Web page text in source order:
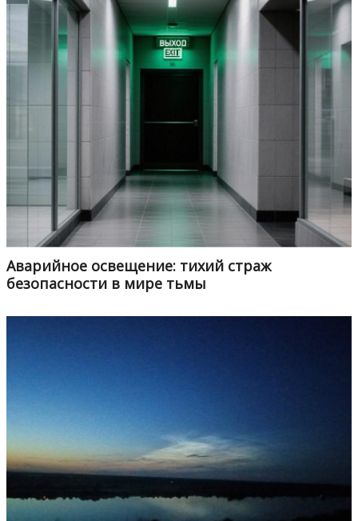
Аварийное освещение: тихий страж
безопасности в мире тьмы